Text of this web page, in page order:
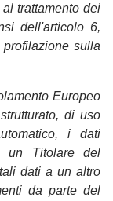
trattamento dei
dell'articolo 6,
sulla
Europeo
di uso
i dati
un Titolare del
dati a un altro
da parte del